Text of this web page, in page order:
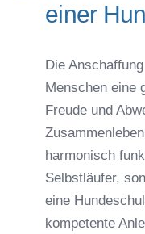
einer
Die
Menschen eine
Freude und
harmonisch
Selbstläufer,
eine
kompetente